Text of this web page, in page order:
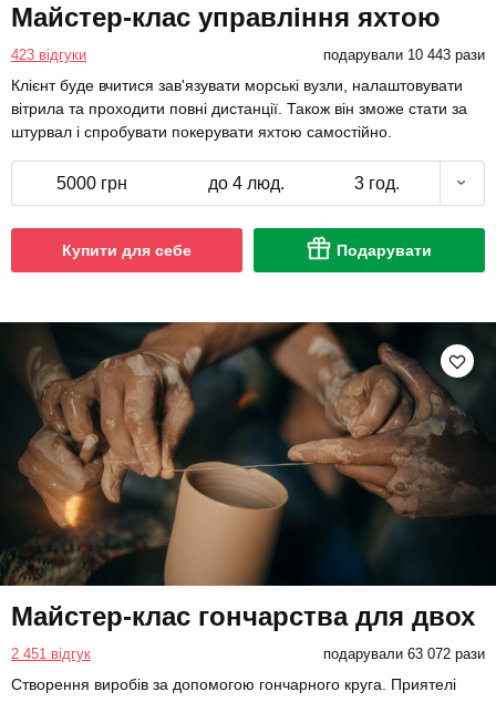
Майстер-клас управління яхтою
423 відгуки подарували 10 443 рази
Клієнт буде вчитися зав'язувати морські вузли, налаштовувати
вітрила та проходити повні дистанції. Також він зможе стати за
штурвал і спробувати покерувати яхтою самостійно.
5000 грн до 4 люд. 3 год.
Купити для себе Подарувати
Майстер-клас гончарства для двох
2 451 відгук подарували 63 072 рази
Створення виробів за допомогою гончарного круга. Приятелі